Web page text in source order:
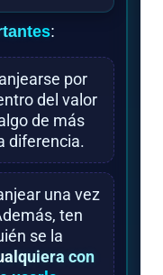
:
por
del valor
de más
diferencia.
una vez
ten
se la
con